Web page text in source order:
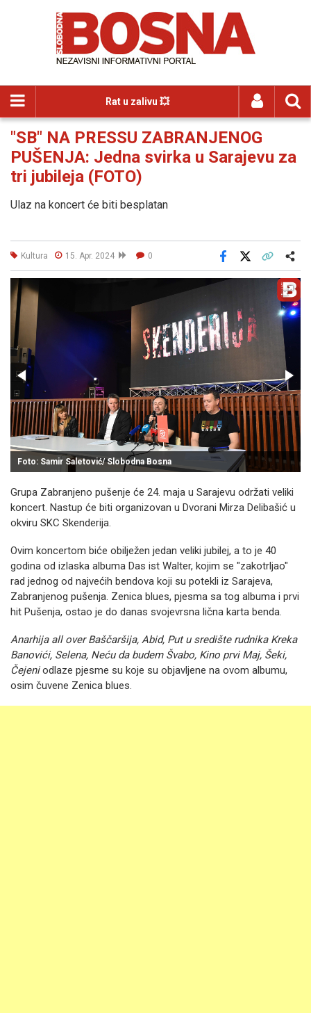
Rat u zalivu 💥
"SB" NA PRESSU ZABRANJENOG
PUŠENJA: Jedna svirka u Sarajevu za
tri jubileja (FOTO)
Ulaz na koncert će biti besplatan
Kultura 15. Apr. 2024 0
Facebook
Foto: Samir Saletović/ Slobodna Bosna
Grupa Zabranjeno pušenje će 24. maja u Sarajevu održati veliki
koncert. Nastup će biti organizovan u Dvorani Mirza Delibašić u
okviru SKC Skenderija.
Ovim koncertom biće obilježen jedan veliki jubilej, a to je 40
godina od izlaska albuma Das ist Walter, kojim se "zakotrljao"
rad jednog od najvećih bendova koji su potekli iz Sarajeva,
Zabranjenog pušenja. Zenica blues, pjesma sa tog albuma i prvi
hit Pušenja, ostao je do danas svojevrsna lična karta benda.
Anarhija all over Baščaršija, Abid, Put u središte rudnika Kreka
Banovići, Selena, Neću da budem Švabo, Kino prvi Maj, Šeki,
Čejeniodlaze pjesme su koje su objavljene na ovom albumu,
osim čuvene Zenica blues.